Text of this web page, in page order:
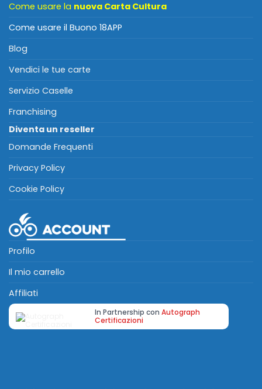
Come usare la nuova Carta Cultura
Come usare il Buono 18APP
Blog
Vendici le tue carte
Servizio Caselle
Franchising
Diventa un reseller
Domande Frequenti
Privacy Policy
Cookie Policy
Profilo
Il mio carrello
Affiliati
In Partnership con Autograph
Certificazioni